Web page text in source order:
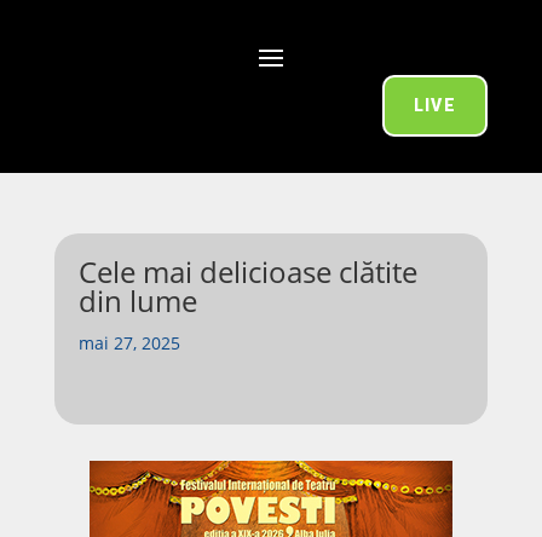
LIVE
Cele mai delicioase clătite
din lume
mai 27, 2025